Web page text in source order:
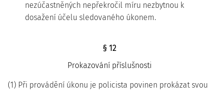
nezúčastněných nepřekročil míru nezbytnou k
dosažení účelu sledovaného úkonem.
§ 12
Prokazování příslušnosti
(1) Při provádění úkonu je policista povinen prokázat svou